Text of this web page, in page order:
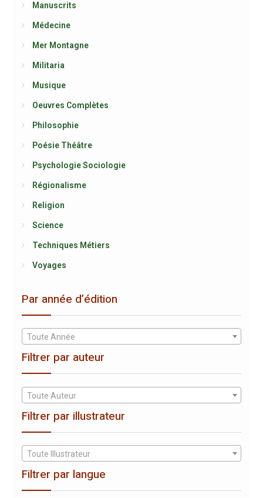
Manuscrits
Médecine
Mer Montagne
Militaria
Musique
Oeuvres Complètes
Philosophie
Poésie Théâtre
Psychologie Sociologie
Régionalisme
Religion
Science
Techniques Métiers
Voyages
Par année d’édition
Toute Année
Filtrer par auteur
Toute Auteur
Filtrer par illustrateur
Toute Illustrateur
Filtrer par langue